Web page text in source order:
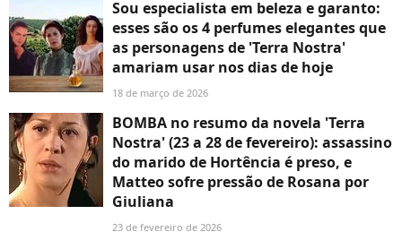
Sou especialista em beleza e garanto:
esses são os 4 perfumes elegantes que
as personagens de 'Terra Nostra'
amariam usar nos dias de hoje
18 de março de 2026
BOMBA no resumo da novela 'Terra
Nostra' (23 a 28 de fevereiro): assassino
do marido de Hortência é preso, e
Matteo sofre pressão de Rosana por
Giuliana
23 de fevereiro de 2026